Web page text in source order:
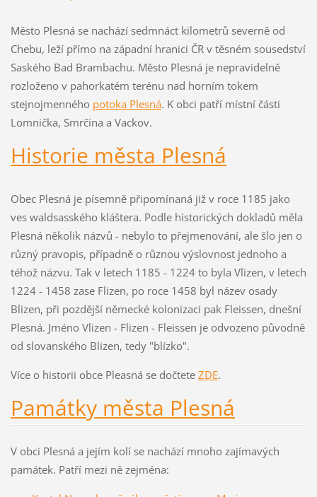
Město Plesná se nachází sedmnáct kilometrů severně od
Chebu, leží přímo na západní hranici ČR v těsném sousedství
Saského Bad Brambachu. Město Plesná je nepravidelně
rozloženo v pahorkatém terénu nad horním tokem
stejnojmenného potoka Plesná. K obci patří místní části
Lomnička, Smrčina a Vackov.
Historie města Plesná
Obec Plesná je písemně připomínaná již v roce 1185 jako
ves waldsasského kláštera. Podle historických dokladů měla
Plesná několik názvů - nebylo to přejmenování, ale šlo jen o
různý pravopis, případně o různou výslovnost jednoho a
téhož názvu. Tak v letech 1185 - 1224 to byla Vlizen, v letech
1224 - 1458 zase Flizen, po roce 1458 byl název osady
Blizen, při pozdější německé kolonizaci pak Fleissen, dnešní
Plesná. Jméno Vlizen - Flizen - Fleissen je odvozeno původně
od slovanského Blizen, tedy "blízko".
Více o historii obce Pleasná se dočtete ZDE.
Památky města Plesná
V obci Plesná a jejím kolí se nachází mnoho zajímavých
památek. Patří mezi ně zejména: